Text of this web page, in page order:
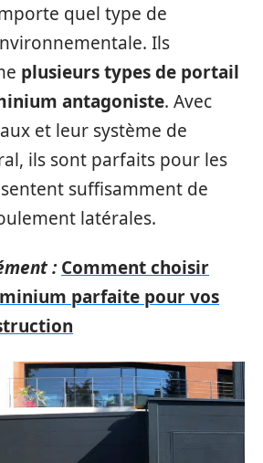
quel type de
Ils
plusieurs types de portail
antagoniste. Avec
et leur système de
ils sont parfaits pour les
suffisamment de
latérales.
: Comment choisir
parfaite pour vos